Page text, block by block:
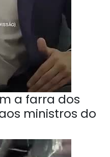
a farra dos
ministros do